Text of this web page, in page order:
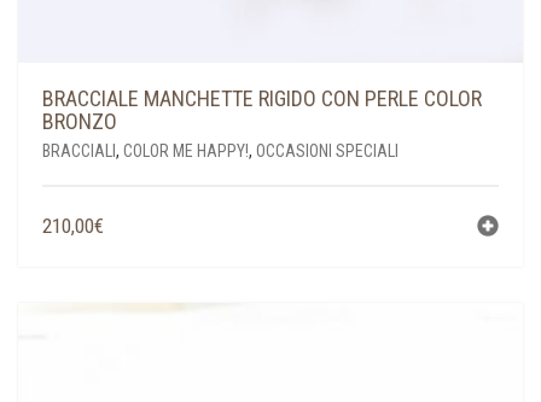
BRACCIALE MANCHETTE RIGIDO CON PERLE COLOR
BRONZO
BRACCIALI , COLOR ME HAPPY!, OCCASIONI SPECIALI
210,00€